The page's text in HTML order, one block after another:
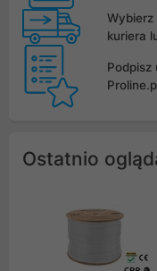
Wybierz
kuriera
Podpisz
Ostatnio